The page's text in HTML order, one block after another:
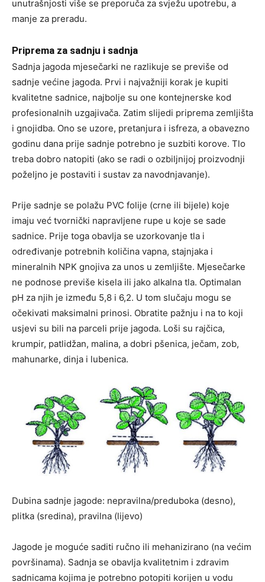
unutrašnjosti više se preporuča za svježu upotrebu, a
manje za preradu.
Priprema za sadnju i sadnja
Sadnja jagoda mjesečarki ne razlikuje se previše od
sadnje većine jagoda. Prvi i najvažniji korak je kupiti
kvalitetne sadnice, najbolje su one kontejnerske kod
profesionalnih uzgajivača. Zatim slijedi priprema zemljišta
i gnojidba. Ono se uzore, pretanjura i isfreza, a obavezno
godinu dana prije sadnje potrebno je suzbiti korove. Tlo
treba dobro natopiti (ako se radi o ozbiljnijoj proizvodnji
poželjno je postaviti i sustav za navodnjavanje).
Prije sadnje se polažu PVC folije (crne ili bijele) koje
imaju već tvornički napravljene rupe u koje se sade
sadnice. Prije toga obavlja se uzorkovanje tla i
određivanje potrebnih količina vapna, stajnjaka i
mineralnih NPK gnojiva za unos u zemljište. Mjesečarke
ne podnose previše kisela ili jako alkalna tla. Optimalan
pH za njih je između 5,8 i 6,2. U tom slučaju mogu se
očekivati maksimalni prinosi. Obratite pažnju i na to koji
usjevi su bili na parceli prije jagoda. Loši su rajčica,
krumpir, patlidžan, malina, a dobri pšenica, ječam, zob,
mahunarke, dinja i lubenica.
Dubina sadnje jagode: nepravilna/preduboka (desno),
plitka (sredina), pravilna (lijevo)
Jagode je moguće saditi ručno ili mehanizirano (na većim
površinama). Sadnja se obavlja kvalitetnim i zdravim
sadnicama kojima je potrebno potopiti korijen u vodu